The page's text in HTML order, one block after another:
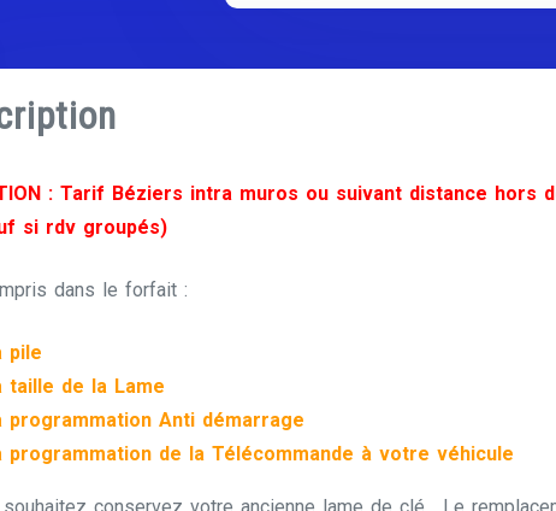
: Tarif Béziers intra muros ou suivant distance hors
si rdv groupés)
dans le forfait :
pile
taille de la Lame
programmation Anti démarrage
programmation de la Télécommande à votre véhicule